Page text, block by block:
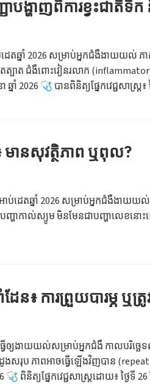
បង្ហាញពីការខ្វះជាតិទឹក
ឆ្នាំ 2026 សម្រាប់អ្នកជំងឺងាយយល់ ភា
ាតត្បាត ជំងឺពោះវៀនរលាក
នាំ 2026 🩺 បានពិនិត្យផ្នែកវេជ្ជសាស្ត្
មានសុវត្ថិភាព ឬពុល?
ប់ដេតឆ្នាំ 2026 សម្រាប់អ្នកជំងឺងា
ាកាល់ស្យូម មិនមែនជាបញ្ហាលេខនោះទេ
ន៖ ការព្រួយបារម្ភ ឬ
ឲ្យងាយយល់សម្រាប់អ្នកជំងឺ កាលបរិច្ឆេ
ភាពអាចធ្វើឡើងវិញបាន
🩺 ពិនិត្យផ្នែកវេជ្ជសាស្ត្រដោយ៖ ថ្ងៃទី